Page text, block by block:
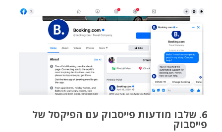
6. שלבו מודעות פייסבוק עם הפיקסל של
פייסבוק